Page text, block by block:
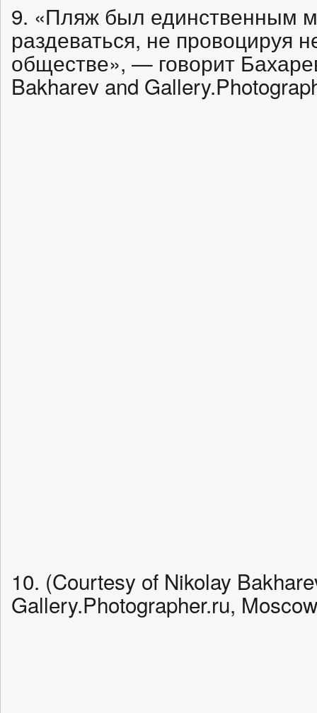
9. «Пляж был единственным
раздеваться, не провоцируя
обществе», — говорит
Bakharev and
10. (Courtesy of Nikolay
Gallery.Photographer.ru,